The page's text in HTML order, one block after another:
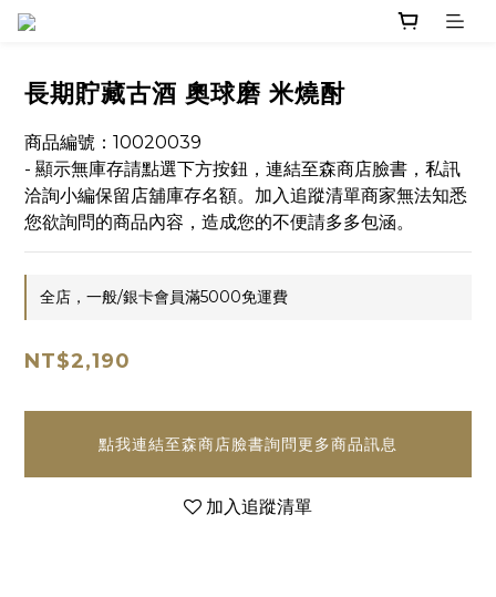
長期貯藏古酒 奧球磨 米燒酎
商品編號：10020039
- 顯示無庫存請點選下方按鈕，連結至森商店臉書，私訊
洽詢小編保留店舖庫存名額。加入追蹤清單商家無法知悉
您欲詢問的商品內容，造成您的不便請多多包涵。
全店，一般/銀卡會員滿5000免運費
NT$2,190
點我連結至森商店臉書詢問更多商品訊息
加入追蹤清單